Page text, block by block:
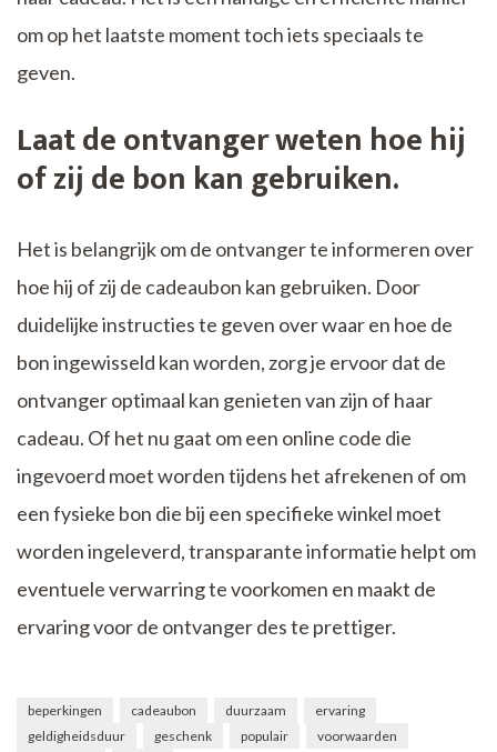
om op het laatste moment toch iets speciaals te
geven.
Laat de ontvanger weten hoe hij
of zij de bon kan gebruiken.
Het is belangrijk om de ontvanger te informeren over
hoe hij of zij de cadeaubon kan gebruiken. Door
duidelijke instructies te geven over waar en hoe de
bon ingewisseld kan worden, zorg je ervoor dat de
ontvanger optimaal kan genieten van zijn of haar
cadeau. Of het nu gaat om een online code die
ingevoerd moet worden tijdens het afrekenen of om
een fysieke bon die bij een specifieke winkel moet
worden ingeleverd, transparante informatie helpt om
eventuele verwarring te voorkomen en maakt de
ervaring voor de ontvanger des te prettiger.
beperkingen cadeaubon duurzaam
ervaring
geldigheidsduur
geschenk populair
voorwaarden